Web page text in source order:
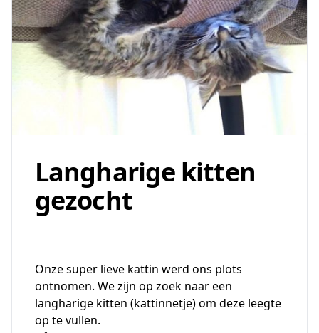
Langharige kitten
gezocht
Onze super lieve kattin werd ons plots
ontnomen. We zijn op zoek naar een
langharige kitten (kattinnetje) om deze leegte
op te vullen.